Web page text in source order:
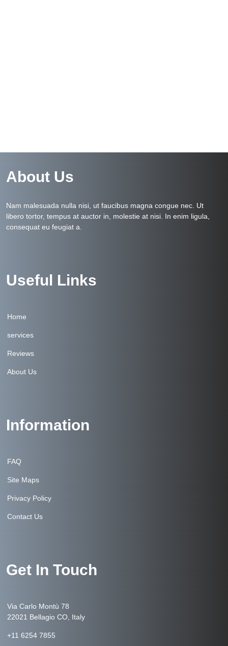
About Us
Nam malesuada nulla nisi, ut faucibus magna congue nec. Ut
libero tortor, tempus at auctor in, molestie at nisi. In enim ligula,
consequat eu feugiat a.
Useful Links
Home
services
Reviews
About Us
Information
FAQ
Site Maps
Privacy Policy
Contact Us
Get In Touch
Via Carlo Montù 78
22021 Bellagio CO, Italy
+11 6254 7855